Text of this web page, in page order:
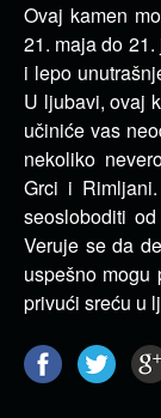
Ovaj kamen
21. maja do
i lepo
U ljubavi, ovaj
učiniće vas
nekoliko
Grci i
seosloboditi
Veruje se da
uspešno mogu
privući sreću u